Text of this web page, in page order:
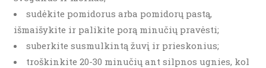
sudėkite pomidorus arba pomidorų pastą,
išmaišykite ir palikite porą minučių pravėsti;
suberkite susmulkintą žuvį ir prieskonius;
troškinkite 20-30 minučių ant silpnos ugnies, kol